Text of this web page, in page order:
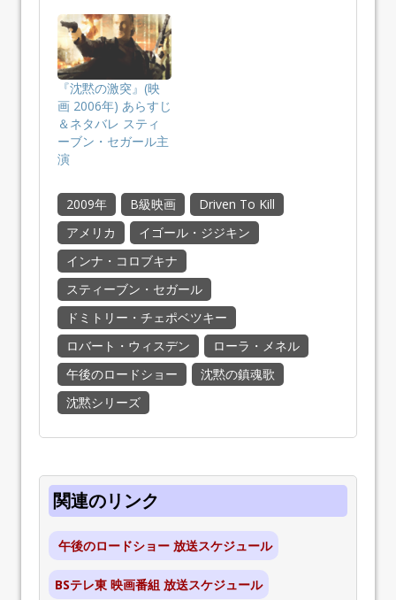
『沈黙の激突』(映
画 2006年) あらすじ
＆ネタバレ スティ
ーブン・セガール主
演
2009年 B級映画
Driven To Kill
アメリカ
イゴール・ジジキン
インナ・コロブキナ
スティーブン・セガール
ドミトリー・チェポベツキー
ロバート・ウィスデン
ローラ・メネル
午後のロードショー
沈黙の鎮魂歌
沈黙シリーズ
関連のリンク
午後のロードショー 放送スケジュール
BSテレ東 映画番組 放送スケジュール